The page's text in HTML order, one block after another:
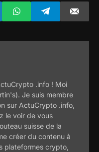
.info ! Moi
Je suis membre
sur ActuCrypto .info,
le voir de vous
suisse de la
créer du contenu à
plateformes crypto,